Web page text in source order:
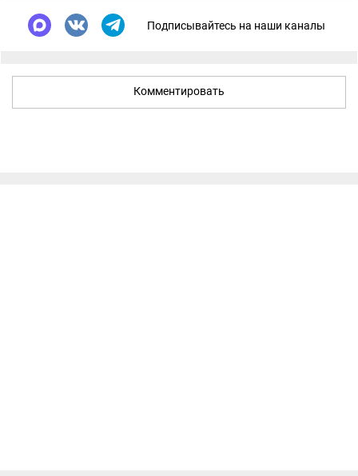
Подписывайтесь на наши каналы
Комментировать